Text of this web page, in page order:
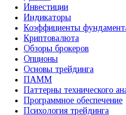
Инвестиции
Индикаторы
Коэффициенты
Криптовалюта
Обзоры брокеров
Опционы
Основы трейдинга
ПАММ
Паттерны технического
Программное обеспечение
Психология трейдинга